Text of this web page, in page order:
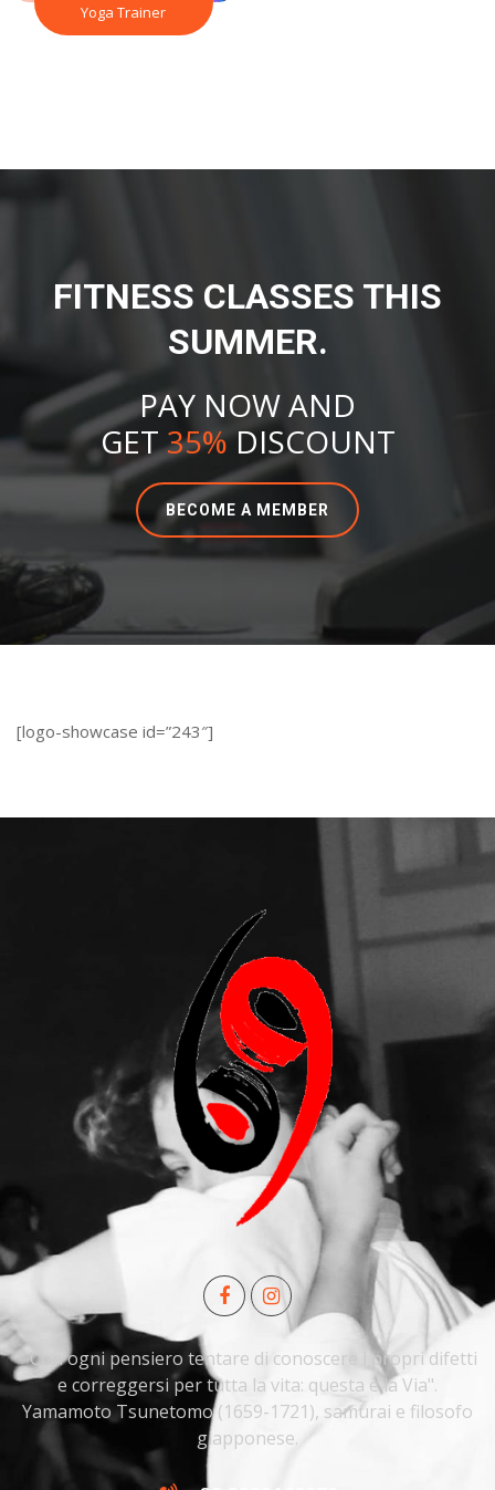
Yoga Trainer
FITNESS CLASSES THIS
SUMMER.
PAY NOW AND
GET35%DISCOUNT
BECOME A MEMBER
[logo-showcase id=”243″]
" Con ogni pensiero tentare di conoscere i propri difetti
e correggersi per tutta la vita: questa è la Via".
Yamamoto Tsunetomo (1659-1721), samurai e filosofo
giapponese.